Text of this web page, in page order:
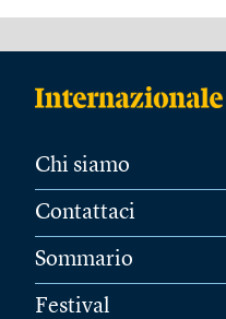
Chi siamo
Contattaci
Sommario
Festival